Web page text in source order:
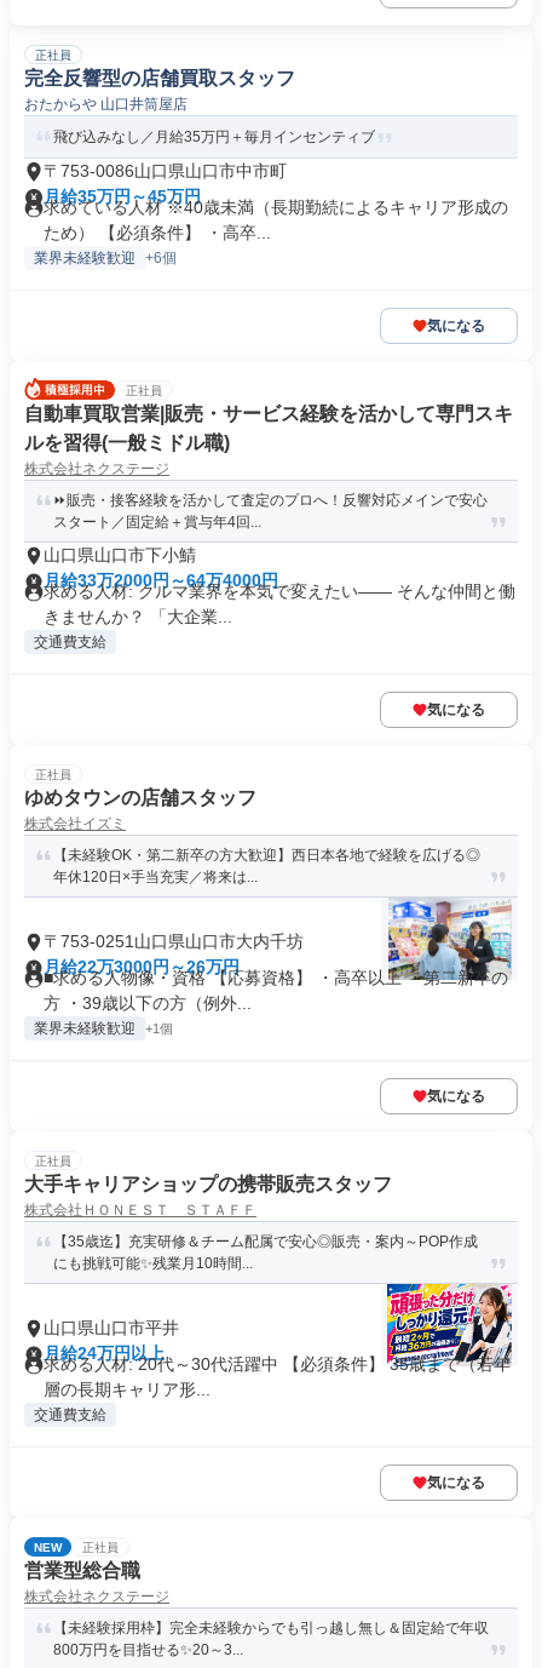
正社員
完全反響型の店舗買取スタッフ
おたからや 山口井筒屋店
飛び込みなし／月給35万円＋毎月インセンティブ
〒753-0086山口県山口市中市町
月給35万円～45万円
求めている人材 ※40歳未満（長期勤続によるキャリア形成の
ため） 【必須条件】 ・高卒...
業界未経験歓迎 +6個
気になる
正社員
自動車買取営業|販売・サービス経験を活かして専門スキ
ルを習得(一般ミドル職)
株式会社ネクステージ
⏩️販売・接客経験を活かして査定のプロへ！反響対応メインで安心
スタート／固定給＋賞与年4回...
山口県山口市下小鯖
月給33万2000円～64万4000円
求める人材: クルマ業界を本気で変えたい―― そんな仲間と働
きませんか？ 「大企業...
交通費支給
気になる
正社員
ゆめタウンの店舗スタッフ
株式会社イズミ
【未経験OK・第二新卒の方大歓迎】西日本各地で経験を広げる◎
年休120日×手当充実／将来は...
〒753-0251山口県山口市大内千坊
月給22万3000円～26万円
■求める人物像・資格 【応募資格】 ・高卒以上 ・第二新卒の
方 ・39歳以下の方（例外...
業界未経験歓迎 +1個
気になる
正社員
大手キャリアショップの携帯販売スタッフ
株式会社ＨＯＮＥＳＴ ＳＴＡＦＦ
【35歳迄】充実研修＆チーム配属で安心◎販売・案内～POP作成
にも挑戦可能✨残業月10時間...
山口県山口市平井
月給24万円以上
求める人材: 20代～30代活躍中 【必須条件】 35歳まで（若年
層の長期キャリア形...
交通費支給
気になる
NEW 正社員
営業型総合職
株式会社ネクステージ
【未経験採用枠】完全未経験からでも引っ越し無し＆固定給で年収
800万円を目指せる✨20～3...